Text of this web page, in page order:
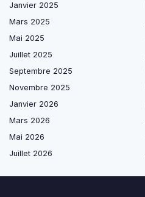
Janvier 2025
Mars 2025
Mai 2025
Juillet 2025
Septembre 2025
Novembre 2025
Janvier 2026
Mars 2026
Mai 2026
Juillet 2026